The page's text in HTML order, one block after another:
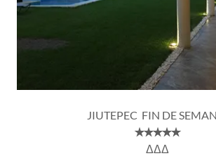
JIUTEPEC FIN DE
✭✭✭✭✭
ΔΔΔ